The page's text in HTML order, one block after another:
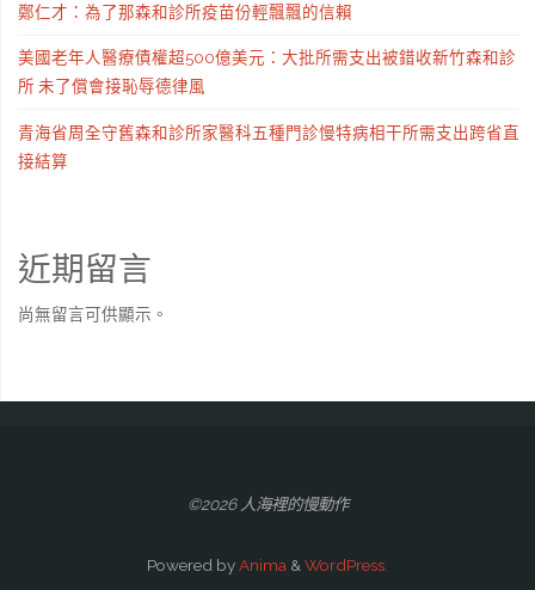
鄭仁才：為了那森和診所疫苗份輕飄飄的信賴
美國老年人醫療債權超500億美元：大批所需支出被錯收新竹森和診
所 未了償會接恥辱德律風
青海省周全守舊森和診所家醫科五種門診慢特病相干所需支出跨省直
接結算
近期留言
尚無留言可供顯示。
©2026 人海裡的慢動作
Powered byAnima & WordPress.